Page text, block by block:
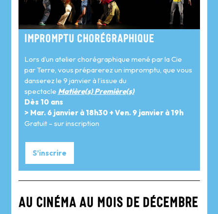
Impromptu chorégraphique
Lors d’un atelier chorégraphique mené par la Cie
par Terre, vous préparerez un impromptu, que vous
danserez le 9 janvier à l’issue du
spectacle Matière(s) Première(s)
Dès 10 ans
> Mar. 6 janvier à 18h30 + Ven. 9 janvier à 19h
Gratuit – sur inscription
S’inscrire
AU CINÉMA AU MOIS DE DÉCEMBRE